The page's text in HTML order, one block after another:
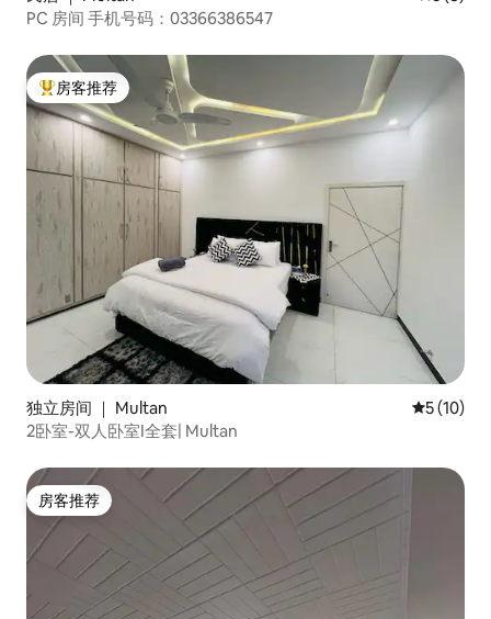
PC 房间 手机号码：03366386547
热门「房客推荐」
房客推荐
独立房间 ｜ Multan 平均评分
5 (10)
2卧室-双人卧室I全套| Multan
房客推荐
房客推荐